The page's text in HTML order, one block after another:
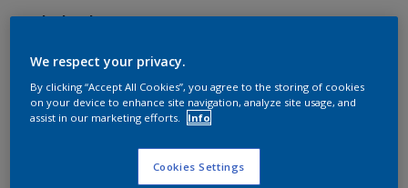
Alphaloxan 10C
A5.09.71
Changer de couleur
We respect your privacy.
By clicking “Accept All Cookies”, you agree to the storing of cookies
on your device to enhance site navigation, analyze site usage, and
assist in our marketing efforts.
Info
Cookies Settings